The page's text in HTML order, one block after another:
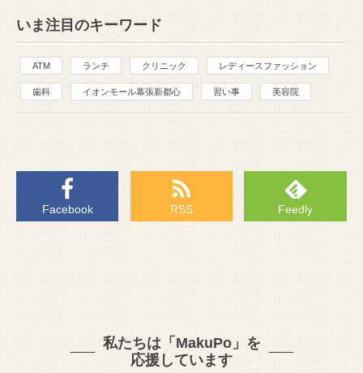
いま注目のキーワード
ATM ランチ クリニック レディースファッション
歯科 イオンモール幕張新都心 習い事 美容院
Facebook RSS Feedly
私たちは「MakuPo」を
応援しています